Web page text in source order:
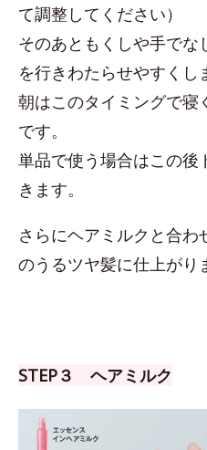
て調整してください）
そのあともくしや手でな
を行きわたらせやすくし
朝はこのタイミングで寝
です。
単品で使う場合はこの後
きます。
さらにヘアミルクと合
のうるツヤ髪に仕上がり
STEP３ ヘアミルク